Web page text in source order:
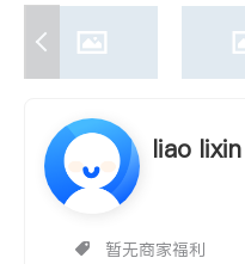
liao lixin
暂无商家福利